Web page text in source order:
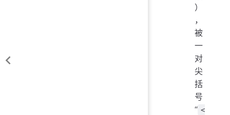
）
，
被
一
对
尖
括
号
“ <